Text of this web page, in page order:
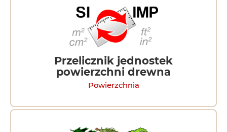
Przelicznik jednostek
powierzchni drewna
Powierzchnia